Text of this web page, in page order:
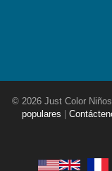
© 2026 Just Color
populares